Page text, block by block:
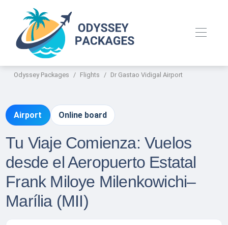
Odyssey Packages Flights Dr Gastao Vidigal Airport
Airport Online board
Tu Viaje Comienza: Vuelos
desde el Aeropuerto Estatal
Frank Miloye Milenkowichi–
Marília (MII)